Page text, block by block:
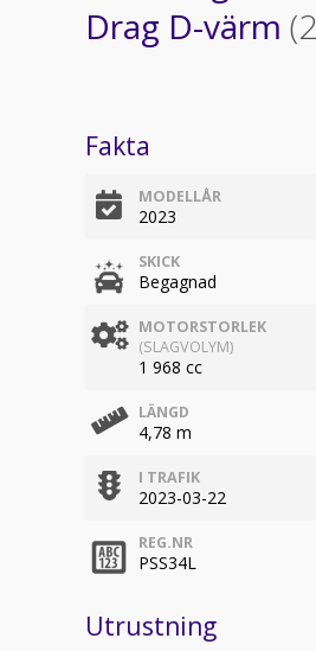
Drag D-värm
Fakta
MODELLÅR
2023
SKICK
Begagnad
MOTORSTORLEK
(SLAGVOLYM)
1 968 cc
LÄNGD
4,78 m
I TRAFIK
2023-03-22
REG.NR
PSS34L
Utrustning